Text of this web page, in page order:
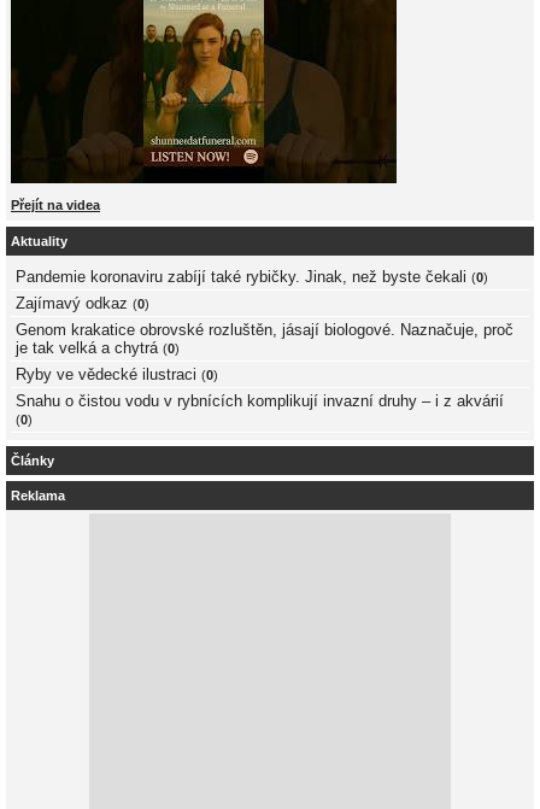
Přejít na videa
Aktuality
Pandemie koronaviru zabíjí také rybičky. Jinak, než byste čekali (0)
Zajímavý odkaz (0)
Genom krakatice obrovské rozluštěn, jásají biologové. Naznačuje, proč
je tak velká a chytrá (0)
Ryby ve vědecké ilustraci (0)
Snahu o čistou vodu v rybnících komplikují invazní druhy – i z akvárií
(0)
Články
Reklama